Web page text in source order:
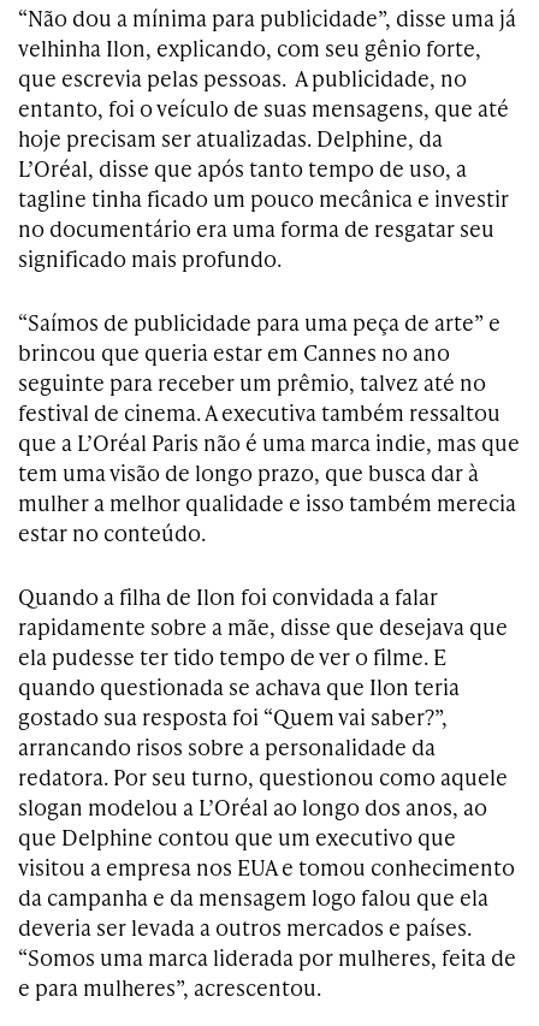
“Não dou a mínima para publicidade”, disse uma já
velhinha Ilon, explicando, com seu gênio forte,
que escrevia pelas pessoas. A publicidade, no
entanto, foi o veículo de suas mensagens, que até
hoje precisam ser atualizadas. Delphine, da
L’Oréal, disse que após tanto tempo de uso, a
tagline tinha ficado um pouco mecânica e investir
no documentário era uma forma de resgatar seu
significado mais profundo.
“Saímos de publicidade para uma peça de arte” e
brincou que queria estar em Cannes no ano
seguinte para receber um prêmio, talvez até no
festival de cinema. A executiva também ressaltou
que a L’Oréal Paris não é uma marca indie, mas que
tem uma visão de longo prazo, que busca dar à
mulher a melhor qualidade e isso também merecia
estar no conteúdo.
Quando a filha de Ilon foi convidada a falar
rapidamente sobre a mãe, disse que desejava que
ela pudesse ter tido tempo de ver o filme. E
quando questionada se achava que Ilon teria
gostado sua resposta foi “Quem vai saber?”,
arrancando risos sobre a personalidade da
redatora. Por seu turno, questionou como aquele
slogan modelou a L’Oréal ao longo dos anos, ao
que Delphine contou que um executivo que
visitou a empresa nos EUA e tomou conhecimento
da campanha e da mensagem logo falou que ela
deveria ser levada a outros mercados e países.
“Somos uma marca liderada por mulheres, feita de
e para mulheres”, acrescentou.